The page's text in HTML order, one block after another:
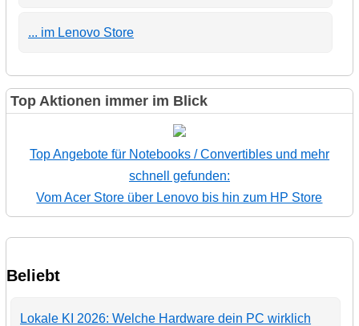
... im Lenovo Store
Top Aktionen immer im Blick
Top Angebote für Notebooks / Convertibles und mehr
schnell gefunden:
Vom Acer Store über Lenovo bis hin zum HP Store
Beliebt
Lokale KI 2026: Welche Hardware dein PC wirklich